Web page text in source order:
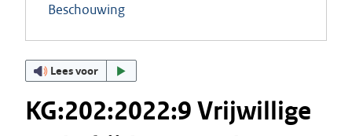
Beschouwing
Lees voor
KG:202:2022:9 Vrijwillige